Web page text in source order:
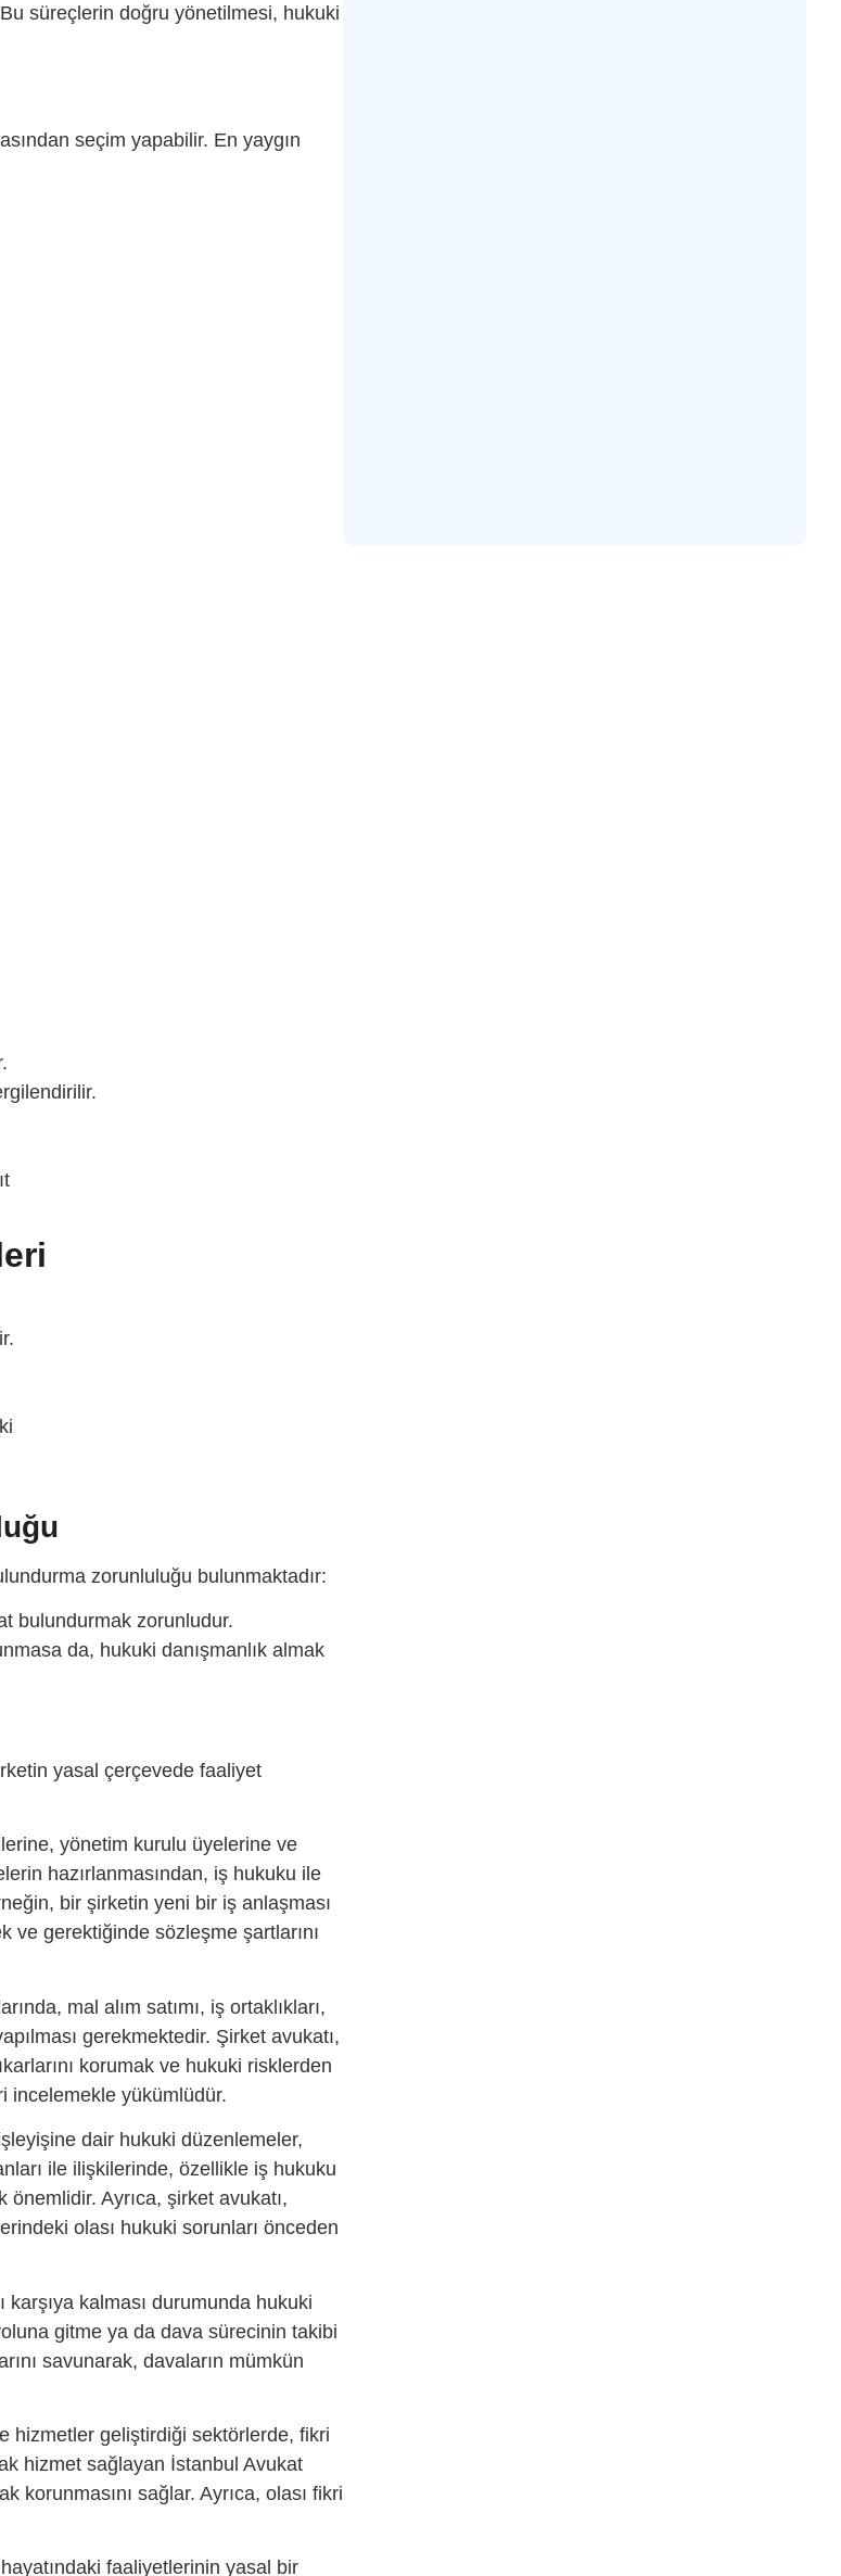
süreçlerin doğru yönetilmesi, hukuki
seçim yapabilir. En yaygın
zorunluluğu bulunmaktadır:
bulundurmak zorunludur.
da, hukuki danışmanlık almak
yasal çerçevede faaliyet
yönetim kurulu üyelerine ve
hazırlanmasından, iş hukuku ile
bir şirketin yeni bir iş anlaşması
gerektiğinde sözleşme şartlarını
mal alım satımı, iş ortaklıkları,
gerekmektedir. Şirket avukatı,
korumak ve hukuki risklerden
incelemekle yükümlüdür.
dair hukuki düzenlemeler,
ile ilişkilerinde, özellikle iş hukuku
Ayrıca, şirket avukatı,
olası hukuki sorunları önceden
karşıya kalması durumunda hukuki
gitme ya da dava sürecinin takibi
savunarak, davaların mümkün
hizmetler geliştirdiği sektörlerde, fikri
hizmet sağlayan İstanbul Avukat
korunmasını sağlar. Ayrıca, olası fikri
faaliyetlerinin yasal bir